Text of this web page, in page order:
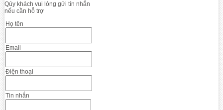
Qúy khách vui lòng gửi tín nhắn
nếu cần hỗ trợ
Họ tên
Email
Điện thoại
Tin nhắn